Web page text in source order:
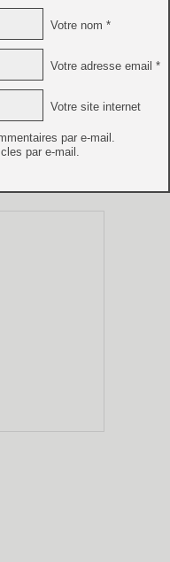
Votre nom *
Votre adresse email *
Votre site internet
par e-mail.
par e-mail.